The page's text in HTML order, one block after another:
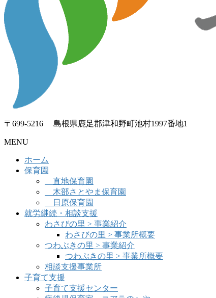
〒699-5216 島根県鹿足郡津和野町池村1997番地1
MENU
ホーム
保育園
直地保育園
木部さとやま保育園
日原保育園
就労継続・相談支援
わさびの里 > 事業紹介
わさびの里 > 事業所概要
つわぶきの里 > 事業紹介
つわぶきの里 > 事業所概要
相談支援事業所
子育て支援
子育て支援センター